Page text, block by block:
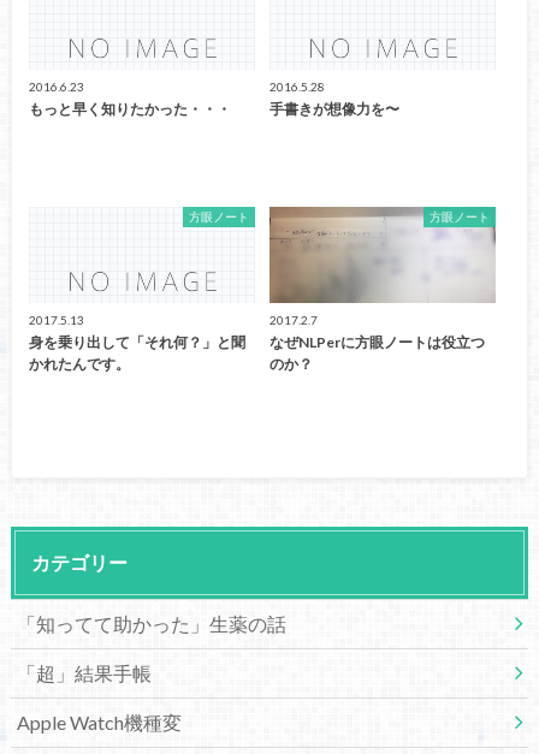
2016.6.23
もっと早く知りたかった・・・
2016.5.28
手書きが想像力を〜
方眼ノート
2017.5.13
身を乗り出して「それ何？」と聞
かれたんです。
方眼ノート
2017.2.7
なぜNLPerに方眼ノートは役立つ
のか？
カテゴリー
「知ってて助かった」生薬の話
「超」結果手帳
Apple Watch機種変